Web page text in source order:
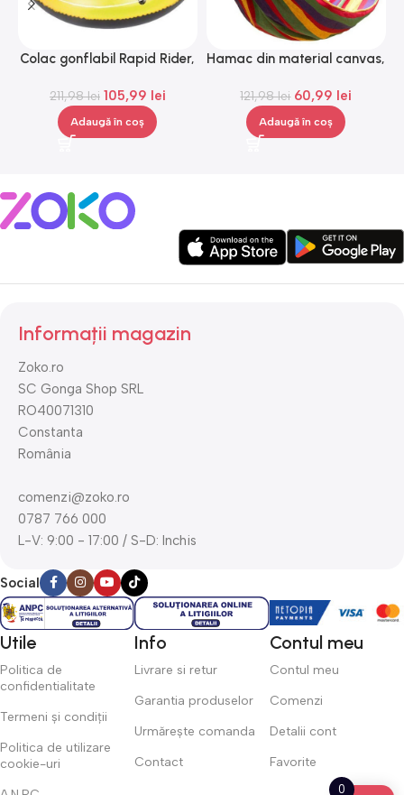
Colac gonflabil Rapid Rider,
211,98lei 105,99 lei
Adaugă în coș
Hamac din material canvas,
121,98lei 60,99 lei
Adaugă în coș
Informații magazin
Zoko.ro
SC Gonga Shop SRL
RO40071310
Constanta
România
comenzi@zoko.ro
0787 766 000
L-V: 9:00 - 17:00 / S-D: Inchis
Social
Utile
Politica de
confidentialitate
Termeni și condiții
Politica de utilizare
cookie-uri
Info
Livrare si retur
Garantia produselor
Urmărește comanda
Contact
Contul meu
Contul meu
Comenzi
Detalii cont
Favorite
0